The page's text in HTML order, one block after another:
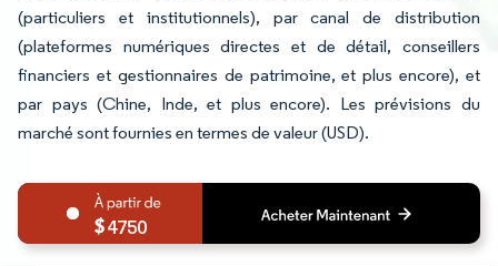
(particuliers et institutionnels), par canal de distribution
(plateformes numériques directes et de détail, conseillers
financiers et gestionnaires de patrimoine, et plus encore), et
par pays (Chine, Inde, et plus encore). Les prévisions du
marché sont fournies en termes de valeur (USD).
4750